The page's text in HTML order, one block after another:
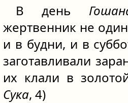
В день
жертвенник не
и в будни, и в
заготавливали
их клали в
Сука, 4)